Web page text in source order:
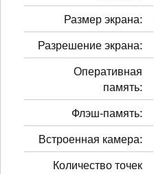
Размер экрана:
Разрешение экрана:
Оперативная
память:
Флэш-память:
Встроенная камера:
Количество точек